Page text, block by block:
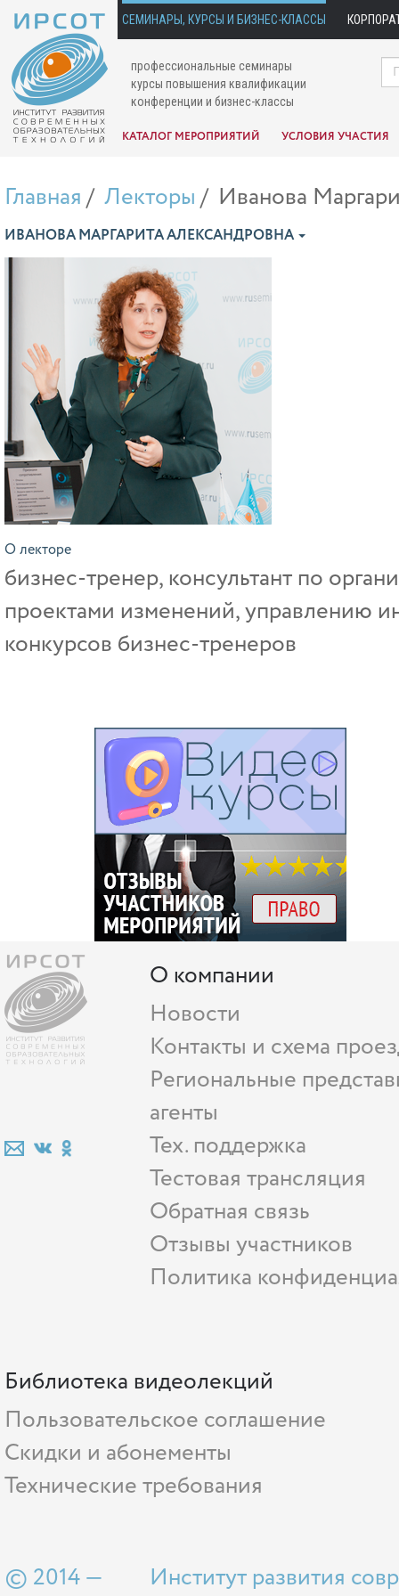
СЕМИНАРЫ, КУРСЫ И БИЗНЕС-КЛАССЫ
профессиональные семинары
курсы повышения квалификации
конференции и бизнес-классы
КАТАЛОГ МЕРОПРИЯТИЙ УСЛОВИЯ УЧАСТИЯ
Главная Лекторы Иванова
ИВАНОВА МАРГАРИТА АЛЕКСАНДРОВНА
О лекторе
бизнес‑тренер, консультант по
проектами изменений, управлению
конкурсов бизнес‑тренеров
О компании
Новости
Контакты и схема
Региональные
агенты
Тех. поддержка
Тестовая трансляция
Обратная связь
Отзывы участников
Политика
Библиотека видеолекций
Пользовательское соглашение
Скидки и абонементы
Технические требования
© 2014 —
Институт развития